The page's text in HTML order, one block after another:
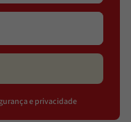
e privacidade